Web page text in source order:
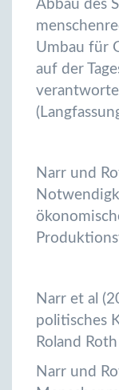
Abbau des
Umbau für
auf der
Narr und
Narr et al
politisches
Roland Roth
Narr und